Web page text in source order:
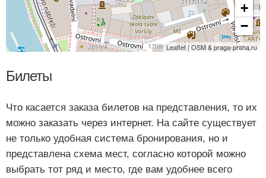
+
−
Leaflet | OSM & praga-praha.ru
Билеты
Что касается заказа билетов на представления, то их
можно заказать через интернет. На сайте существует
не только удобная система бронирования, но и
представлена схема мест, согласно которой можно
выбрать тот ряд и место, где вам удобнее всего